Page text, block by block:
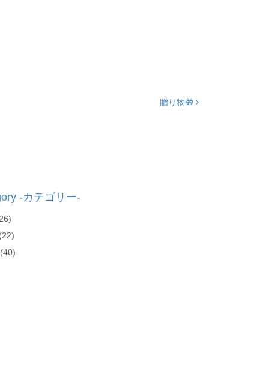
贈り物🎁
-カテゴリー-